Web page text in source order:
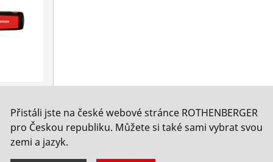
Přistáli jste na české webové stránce ROTHENBERGER
pro Českou republiku. Můžete si také sami vybrat svou
zemi a jazyk.